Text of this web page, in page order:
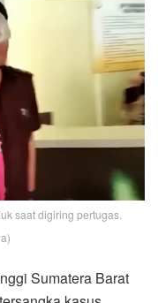
saat digiring pertugas.
Sumatera Barat